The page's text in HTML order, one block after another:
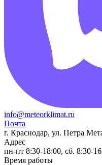
info@meteorklimat.ru
Почта
г. Краснодар, ул. Петра
Адрес
пн-пт 8:30-18:00, сб. 8:30-
Время работы